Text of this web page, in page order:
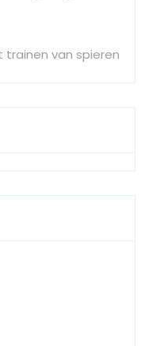
van spieren